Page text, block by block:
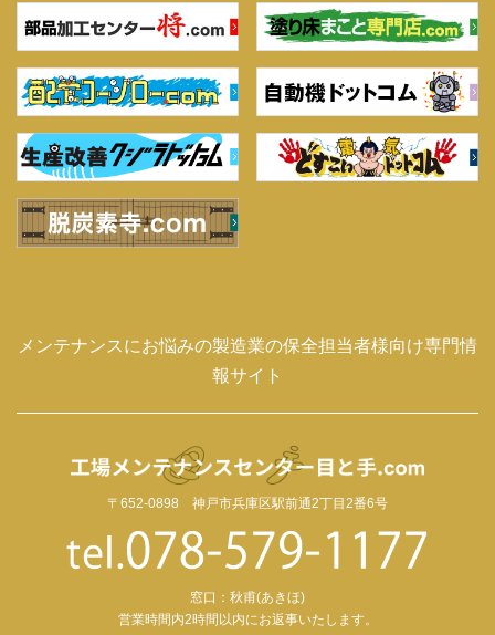
メンテナンスにお悩みの製造業の保全担当者様向け専門情
報サイト
〒652-0898 神戸市兵庫区駅前通2丁目2番6号
窓口：秋甫(あきほ)
営業時間内2時間以内にお返事いたします。